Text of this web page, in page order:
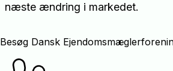
næste ændring i markedet.
Besøg Dansk